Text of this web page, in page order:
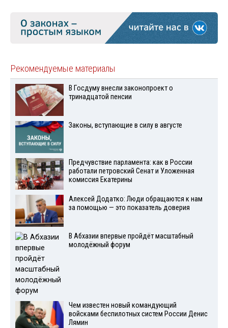
Рекомендуемые материалы
В Госдуму внесли законопроект о
тринадцатой пенсии
Законы, вступающие в силу в августе
Предчувствие парламента: как в России
работали петровский Сенат и Уложенная
комиссия Екатерины
Алексей Додатко: Люди обращаются к нам
за помощью — это показатель доверия
В Абхазии впервые пройдёт масштабный
молодёжный форум
Чем известен новый командующий
войсками беспилотных систем России Денис
Лямин